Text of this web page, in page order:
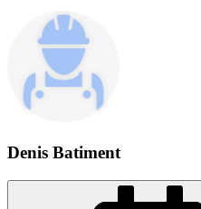
Denis Batiment